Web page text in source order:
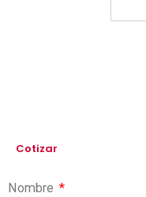
Cotizar
Nombre